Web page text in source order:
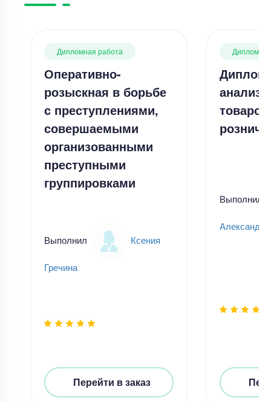
Дипломная работа
Оперативно-
розыскная в борьбе
с преступлениями,
совершаемыми
организованными
преступными
группировками
Выполнил Ксения
Гречина
Перейти в заказ
анализ
Выполнил
Александр